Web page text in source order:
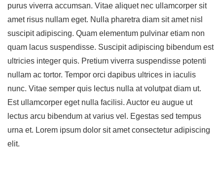
purus viverra accumsan. Vitae aliquet nec ullamcorper sit
amet risus nullam eget. Nulla pharetra diam sit amet nisl
suscipit adipiscing. Quam elementum pulvinar etiam non
quam lacus suspendisse. Suscipit adipiscing bibendum est
ultricies integer quis. Pretium viverra suspendisse potenti
nullam ac tortor. Tempor orci dapibus ultrices in iaculis
nunc. Vitae semper quis lectus nulla at volutpat diam ut.
Est ullamcorper eget nulla facilisi. Auctor eu augue ut
lectus arcu bibendum at varius vel. Egestas sed tempus
urna et. Lorem ipsum dolor sit amet consectetur adipiscing
elit.